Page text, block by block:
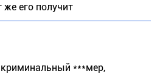
же его получит
***мер,